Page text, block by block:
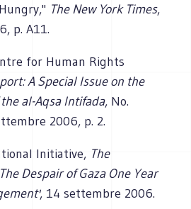
The New York Times,
p. A11.
for Human Rights
A Special Issue on the
al-Aqsa Intifada, No.
2006, p. 2.
Initiative, The
Despair of Gaza One Year
, 14 settembre 2006.